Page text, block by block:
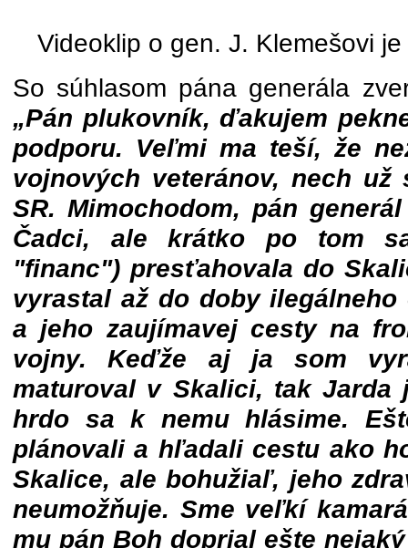
Videoklip o gen. J. Klemešovi
So súhlasom pána generála
„Pán plukovník, ďakujem
podporu. Veľmi ma teší, že
vojnových veteránov, nech
SR. Mimochodom, pán
Čadci, ale krátko po tom
"financ") presťahovala do
vyrastal až do doby
a jeho zaujímavej cesty na
vojny. Keďže aj ja som
maturoval v Skalici, tak Jarda
hrdo sa k nemu hlásime.
plánovali a hľadali cestu ako
Skalice, ale bohužiaľ, jeho
neumožňuje. Sme veľkí
mu pán Boh doprial ešte